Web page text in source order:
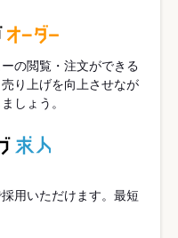
の閲覧・注文ができる
り上げを向上させなが
しょう。
用いただけます。最短